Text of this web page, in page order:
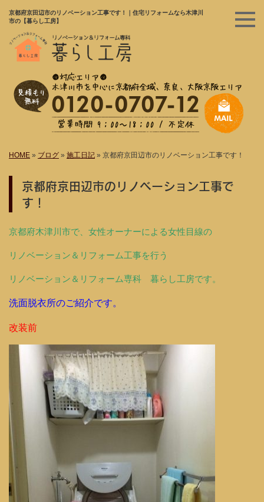
京都府京田辺市のリノベーション工事です！｜住宅リフォームなら木津川
市の【暮らし工房】
HOME » ブログ » 施工日記 » 京都府京田辺市のリノベーション工事です！
京都府京田辺市のリノベーション工事で
す！
京都府木津川市で、女性オーナーによる女性目線の
リノベーション＆リフォーム工事を行う
リノベーション＆リフォーム専科 暮らし工房です。
洗面脱衣所のご紹介です。
改装前